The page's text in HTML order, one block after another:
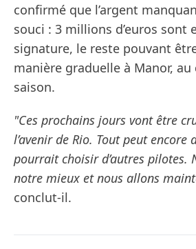
confirmé que l’argent
souci : 3 millions d’euros sont
signature, le reste pouvant
manière graduelle à Manor, au
saison.
"Ces prochains jours vont être
l’avenir de Rio. Tout peut
pourrait choisir d’autres pilotes.
notre mieux et nous allons
conclut-il.